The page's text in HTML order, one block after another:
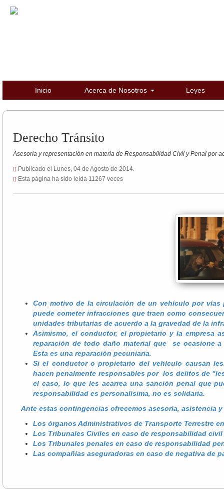
Inicio Acerca de Nosotros Leyes
Derecho Tránsito
Asesoría y representación en materia de Responsabilidad Civil y Penal por
Publicado el Lunes, 04 de Agosto de 2014.
Esta página ha sido leída 11267 veces
Con motivo de la circulación de un vehículo por
puede cometer infracciones que traen como
unidades tributarias de acuerdo a la gravedad de la
Asimismo, el conductor, el propietario y la empresa
reparación de todo daño material que se ocasione
Esta es una reparación pecuniaria.
Si el conductor o propietario del vehículo causan
hacen penalmente responsables por los delitos de
el caso, lo que les acarrea una sanción penal que
responsabilidad es personalísima, no es solidaria.
Ante estas contingencias ofrecemos asesoría, asistencia
Los órganos Administrativos de Transporte Terrestre
Los Tribunales Civiles en caso de responsabilidad
Los Tribunales penales en caso de responsabilidad
Las compañías aseguradoras en caso de negativa de